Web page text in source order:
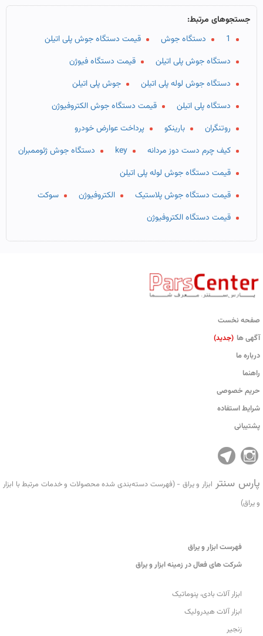
جستجوهای مرتبط:
1
دستگاه جوش
قیمت دستگاه جوش پلی اتیلن
دستگاه جوش پلی اتیلن
قیمت دستگاه فیوژن
دستگاه جوش لوله پلی اتیلن
جوش پلی اتیلن
دستگاه پلی اتیلن
قیمت دستگاه جوش الکتروفیوژن
روتنگران
بارینکو
پرداخت عوارض خودرو
کیف چرم دست دوز مردانه
key
دستگاه جوش ژئوممبران
قیمت دستگاه جوش لوله پلی اتیلن
قیمت دستگاه جوش پلاستیک
الکتروفیوژن
سوکت
قیمت دستگاه الکتروفیوژن
صفحه نخست
آگهی ها (جدید)
درباره ما
راهنما
حریم خصوصی
شرایط استفاده
پشتیبانی
پارس سنتر ابزار و یراق - (فهرست دسته‌بندی شده محصولات و خدمات مرتبط با ابزار
و یراق)
فهرست ابزار و یراق
شرکت های فعال در زمینه ابزار و یراق
ابزار آلات بادی، پنوماتیک
ابزار آلات هیدرولیک
زنجیر